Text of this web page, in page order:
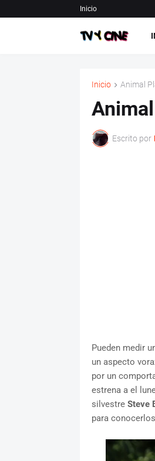
Inicio
Inicio Animal
Escrito por
Pueden medir
un aspecto
por un
estrena a el
silvestre Steve
para